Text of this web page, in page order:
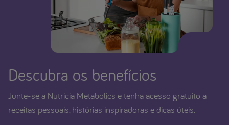
Descubra os benefícios
Junte-se a Nutricia Metabolics e tenha acesso gratuito a
receitas pessoais, histórias inspiradoras e dicas úteis.